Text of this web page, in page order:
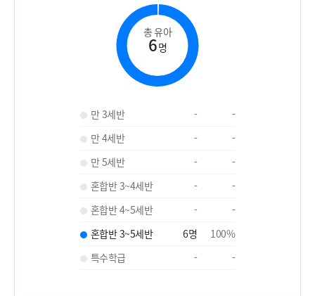
총 유아
6명
만 3세반 -
-
만 4세반
-
-
만 5세반
-
-
혼합반 3~4세반
-
-
혼합반 4~5세반
-
-
혼합반 3~5세반
6명 100%
특수학급
- -